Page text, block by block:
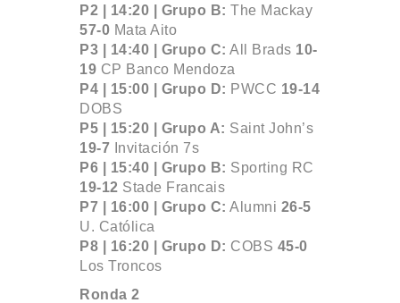
P2 | 14:20 |
Grupo B: The Mackay
57-0 Mata Aito
P3 | 14:40 | Grupo C: All Brads 10-
19 CP Banco Mendoza
P4 | 15:00 |
Grupo D: PWCC 19-14
DOBS
P5 | 15:20 | Grupo A: Saint John’s
19-7 Invitación 7s
P6 | 15:40 | Grupo B: Sporting RC
19-12 Stade Francais
P7 | 16:00 |
Grupo C: Alumni 26-5
U. Católica
P8 | 16:20 |
Grupo D: COBS 45-0
Los Troncos
Ronda 2